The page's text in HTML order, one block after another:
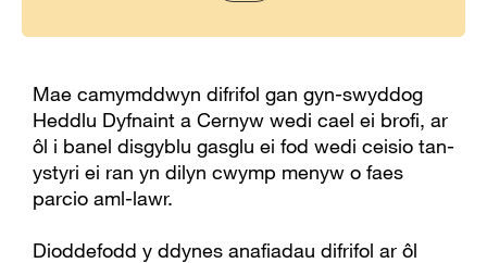
Mae camymddwyn difrifol gan gyn-swyddog
Heddlu Dyfnaint a Cernyw wedi cael ei brofi, ar
ôl i banel disgyblu gasglu ei fod wedi ceisio tan-
ystyri ei ran yn dilyn cwymp menyw o faes
parcio aml-lawr.
Dioddefodd y ddynes anafiadau difrifol ar ôl